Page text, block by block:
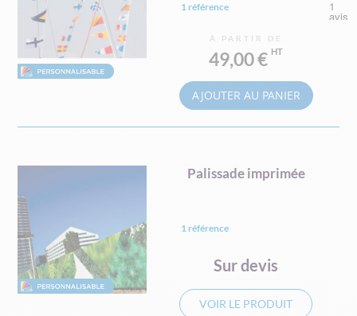
1 référence
À PARTIR DE
49,00 €
AJOUTER AU PANIER
Palissade imprimée
1 référence
Sur devis
VOIR LE PRODUIT